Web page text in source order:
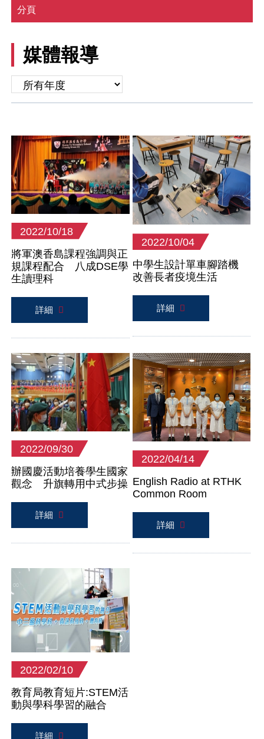
分頁
媒體報導
2022/10/18
將軍澳香島課程強調與正
規課程配合 八成DSE學
生讀理科
詳細
2022/10/04
中學生設計單車腳踏機
改善長者疫境生活
詳細
2022/09/30
辦國慶活動培養學生國家
觀念 升旗轉用中式步操
詳細
2022/04/14
English Radio at RTHK
Common Room
詳細
2022/02/10
教育局教育短片:STEM活
動與學科學習的融合
詳細